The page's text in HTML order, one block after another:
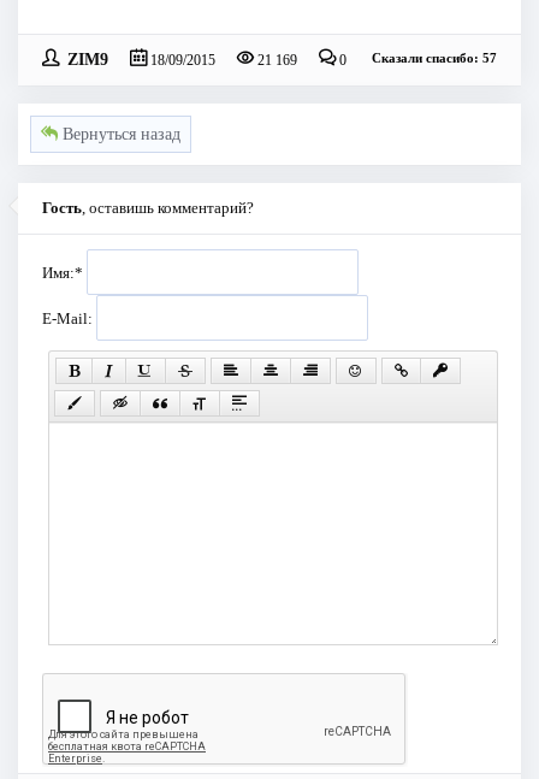
ZIM9 18/09/2015 21 169 0 Сказали спасибо: 57
Вернуться назад
Гость , оставишь комментарий?
Имя:*
E-Mail: